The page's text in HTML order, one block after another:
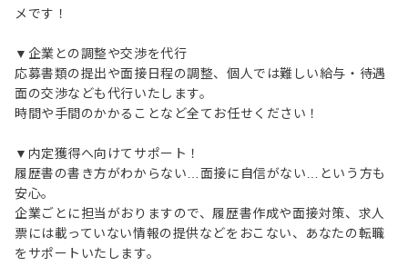
メです！
▼企業との調整や交渉を代行
応募書類の提出や面接日程の調整、個人では難しい給与・待遇
面の交渉なども代行いたします。
時間や手間のかかることなど全てお任せください！
▼内定獲得へ向けてサポート！
履歴書の書き方がわからない…面接に自信がない…という方も
安心。
企業ごとに担当がおりますので、履歴書作成や面接対策、求人
票には載っていない情報の提供などをおこない、あなたの転職
をサポートいたします。